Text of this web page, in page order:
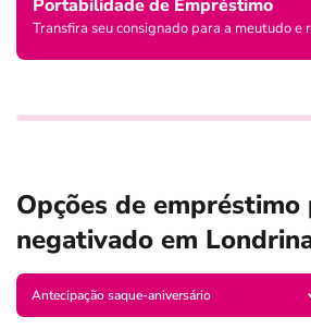
Portabilidade de Empréstimo
Transfira seu consignado para a meutudo e
Opções de empréstimo
negativado em